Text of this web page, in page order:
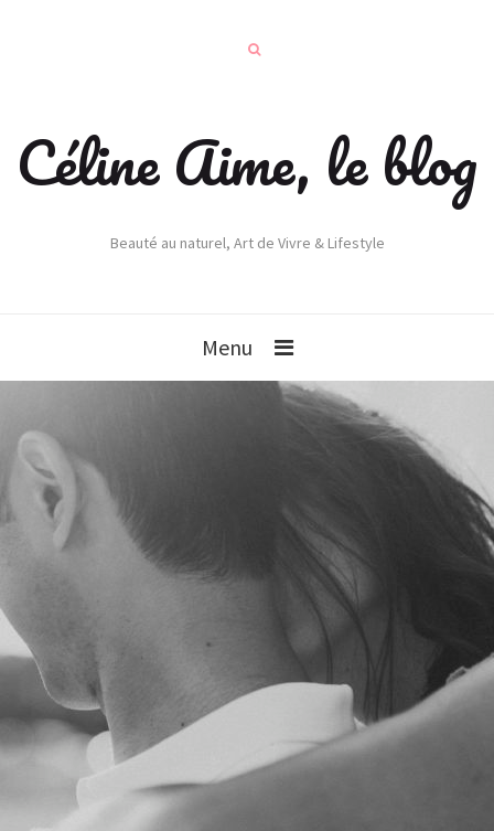
Céline Aime, le blog
Beauté au naturel, Art de Vivre & Lifestyle
Menu